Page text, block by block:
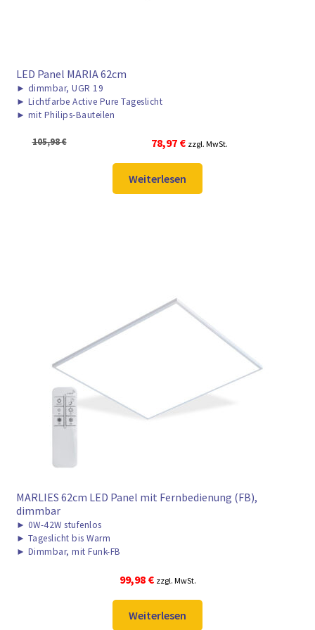
LED Panel MARIA 62cm
► dimmbar, UGR 19
► Lichtfarbe Active Pure Tageslicht
► mit Philips-Bauteilen
105,98€
Ursprünglicher
war:
105,98 €
78,97 €Aktueller
ist:
78,97 €.
zzgl. MwSt.
Weiterlesen
MARLIES 62cm LED Panel mit Fernbedienung (FB),
dimmbar
► 0W-42W stufenlos
► Tageslicht bis Warm
► Dimmbar, mit Funk-FB
99,98 € zzgl. MwSt.
Weiterlesen